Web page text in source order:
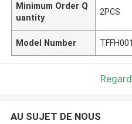
Minimum Order Q
uantity
2PCS
Model Number TFFH001
AU SUJET DE NOUS